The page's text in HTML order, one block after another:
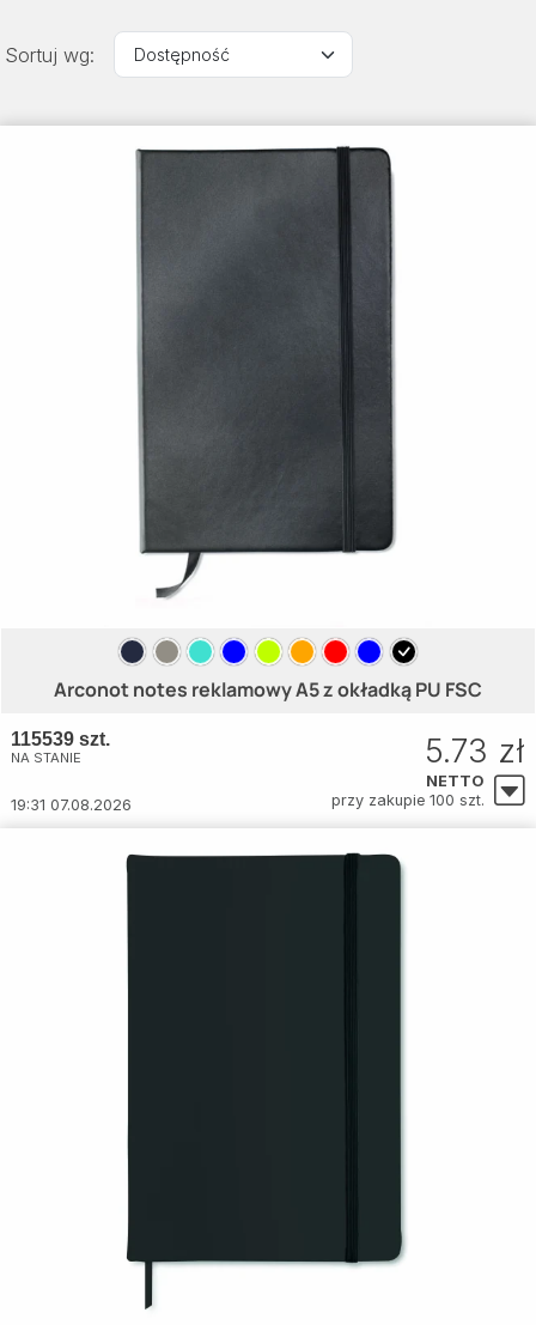
Sortuj wg:
Arconot notes reklamowy A5 z okładką PU FSC
115539 szt.
NA STANIE
19:31 07.08.2026
5.73 zł
NETTO
przy zakupie 100 szt.